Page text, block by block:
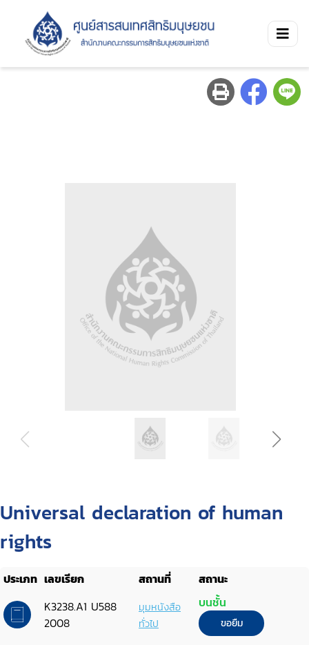
Universal declaration of human
rights
ประเภท เลขเรียก สถานที่
สถานะ
K3238.A1 U588
2008
มุมหนังสือ
ทั่วไป
บนชั้น
ขอยืม